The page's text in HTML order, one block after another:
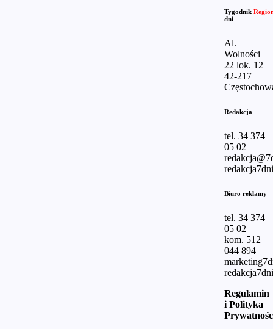
Tygodnik
dni
Al.
Wolności
22 lok. 12
42-217
Redakcja
tel. 34 374
05 02
Biuro reklamy
tel. 34 374
05 02
kom. 512
044 894
Regulamin
i Polityka